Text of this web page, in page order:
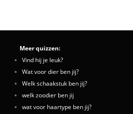
Meer quizzen:
Vind hij je leuk?
Wat voor dier ben jij?
Welk schaakstuk ben jij?
welk zoodier ben jij
wat voor haartype ben jij?